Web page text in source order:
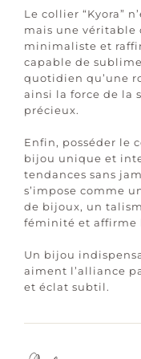
Le collier “Kyora”
mais une véritable
minimaliste et
capable de
quotidien qu’une
ainsi la force de la
précieux.
Enfin, posséder le
bijou unique et
tendances sans
s’impose comme
de bijoux, un
féminité et affirme
Un bijou
aiment l’alliance
et éclat subtil.